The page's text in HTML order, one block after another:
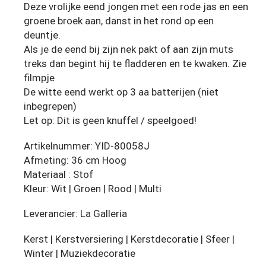
Deze vrolijke eend jongen met een rode jas en een
groene broek aan, danst in het rond op een
deuntje.
Als je de eend bij zijn nek pakt of aan zijn muts
treks dan begint hij te fladderen en te kwaken. Zie
filmpje
De witte eend werkt op 3 aa batterijen (niet
inbegrepen)
Let op: Dit is geen knuffel / speelgoed!
Artikelnummer: YID-80058J
Afmeting: 36 cm Hoog
Materiaal : Stof
Kleur: Wit | Groen | Rood | Multi
Leverancier: La Galleria
Kerst | Kerstversiering | Kerstdecoratie | Sfeer |
Winter | Muziekdecoratie